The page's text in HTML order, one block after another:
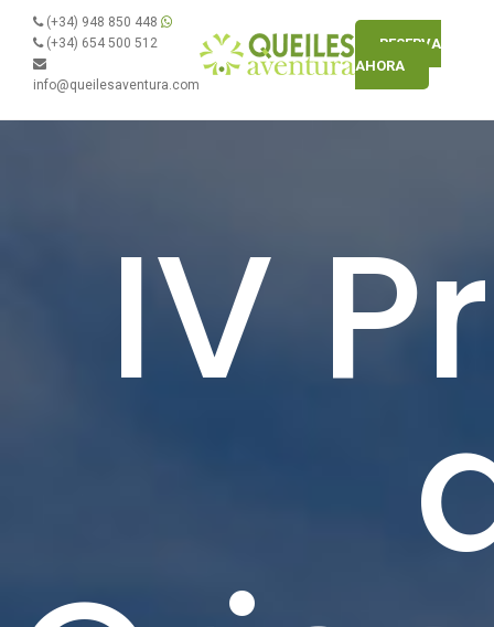
(+34) 948 850 448
(+34) 654 500 512
info@queilesaventura.com
RESERVA
AHORA
IV